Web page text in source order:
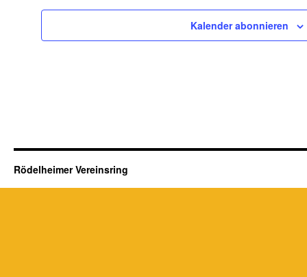
Kalender abonnieren
Rödelheimer Vereinsring